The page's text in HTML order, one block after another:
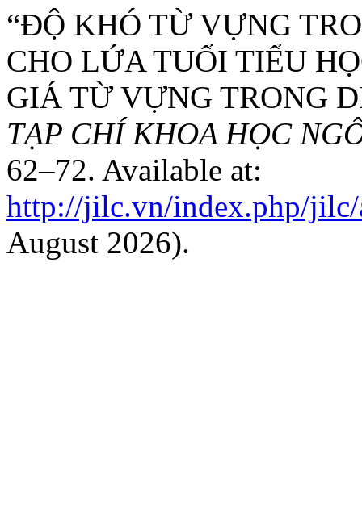
“ĐỘ KHÓ TỪ VỰNG
CHO LỨA TUỔI TIỂU
GIÁ TỪ VỰNG TRONG
TẠP CHÍ KHOA HỌC
62–72. Available at:
http://jilc.vn/index.php/
August 2026).